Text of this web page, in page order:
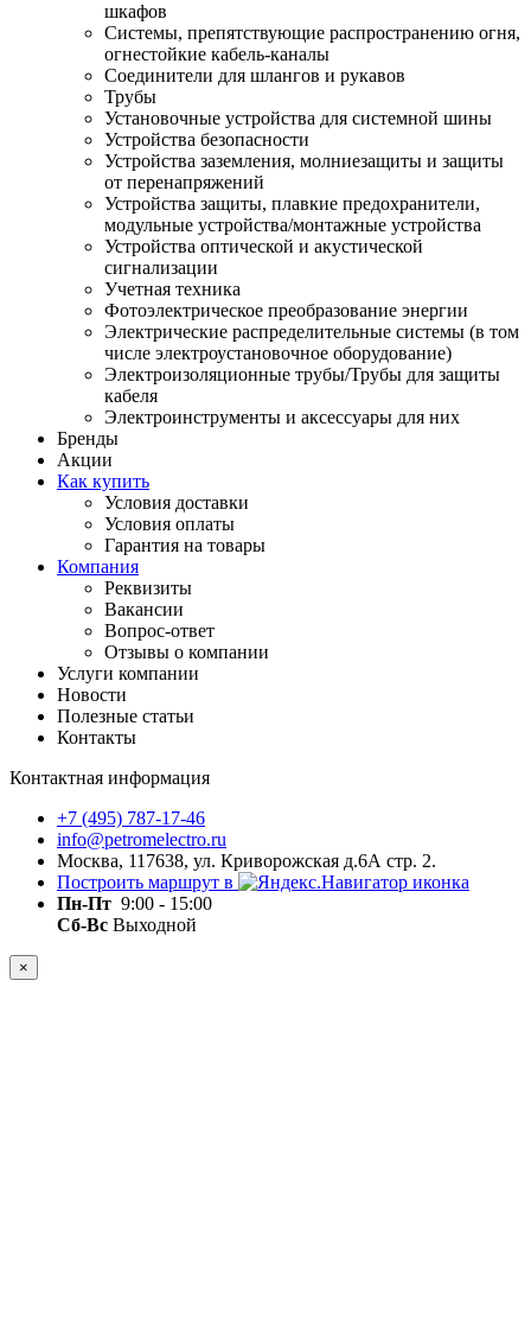
шкафов
Системы, препятствующие распространению огня,
огнестойкие кабель-каналы
Соединители для шлангов и рукавов
Трубы
Установочные устройства для системной шины
Устройства безопасности
Устройства заземления, молниезащиты и защиты
от перенапряжений
Устройства защиты, плавкие предохранители,
модульные устройства/монтажные устройства
Устройства оптической и акустической
сигнализации
Учетная техника
Фотоэлектрическое преобразование энергии
Электрические распределительные системы (в том
числе электроустановочное оборудование)
Электроизоляционные трубы/Трубы для защиты
кабеля
Электроинструменты и аксессуары для них
Бренды
Акции
Как купить
Условия доставки
Условия оплаты
Гарантия на товары
Компания
Реквизиты
Вакансии
Вопрос-ответ
Отзывы о компании
Услуги компании
Новости
Полезные статьи
Контакты
Контактная информация
+7 (495) 787-17-46
info@petromelectro.ru
Москва, 117638, ул. Криворожская д.6А стр. 2.
Построить маршрут в
Пн-Пт 9:00 - 15:00
Сб-Вс Выходной
×